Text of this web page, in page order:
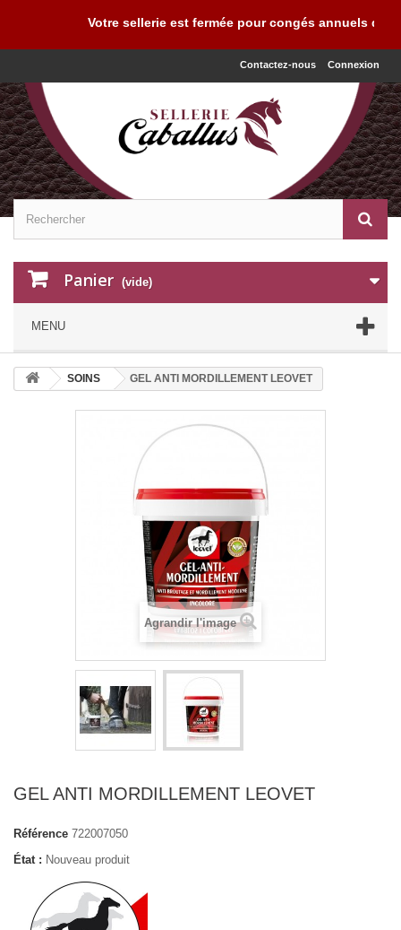
Votre sellerie est fermée pour congés annuels du
Connexion
Contactez-nous
Panier (vide)
MENU
SOINS GEL ANTI MORDILLEMENT LEOVET
Agrandir l'image
GEL ANTI MORDILLEMENT LEOVET
Référence 722007050
État : Nouveau produit